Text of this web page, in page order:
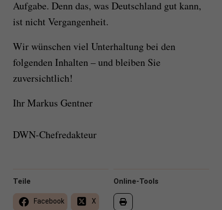
Aufgabe. Denn das, was Deutschland gut kann,
ist nicht Vergangenheit.
Wir wünschen viel Unterhaltung bei den
folgenden Inhalten – und bleiben Sie
zuversichtlich!
Ihr Markus Gentner
DWN-Chefredakteur
Online-Tools
Teile
Facebook X